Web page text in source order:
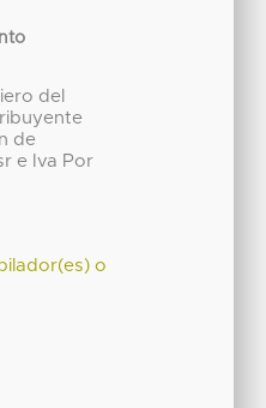
del
de
e Iva Por
o